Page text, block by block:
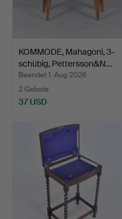
KOMMODE, Mahagoni, 3-
schübig, Pettersson&N…
Beendet 1. Aug 2026
2 Gebote
37 USD